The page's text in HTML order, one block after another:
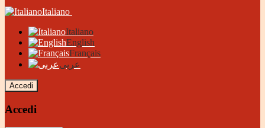
Italiano
Italiano
English
Français
عربى
Accedi
Accedi